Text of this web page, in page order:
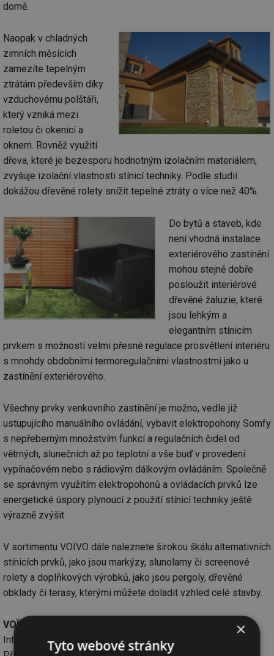
domě.
Naopak v chladných
zimních měsících
zamezíte tepelným
ztrátám především díky
vzduchovému polštáři,
který vzniká mezi
roletou či okenicí a
oknem. Rovněž využití
dřeva, které je bezesporu hodnotným izolačním materiálem,
zvyšuje izolační vlastnosti stínicí techniky. Podle studií
dokážou dřevěné rolety snížit tepelné ztráty o více než 40%.
Do bytů a staveb, kde
není vhodná instalace
exteriérového zastínění
mohou stejně dobře
posloužit interiérové
dřevěné žaluzie, které
jsou lehkým a
elegantním stínicím
prvkem s možností velmi přesné regulace prosvětlení interiéru
s mnohdy obdobními termoregulačními vlastnostmi jako u
zastínění exteriérového.
Všechny prvky venkovního zastínění je možno, vedle již
ustupujícího manuálního ovládání, vybavit elektropohony Somfy
s nepřeberným množstvím funkcí a regulačních čidel od
větrných, slunečních až po teplotní a vše buď v provedení
vypínačovém nebo s rádiovým dálkovým ovládáním. Společně
se správným využitím elektropohonů a ovládacích prvků lze
energetické úspory plynoucí z použití stínicí techniky ještě
výrazně zvýšit.
V sortimentu VOЇVO dále naleznete širokou škálu alternativních
stínicích prvků, jako jsou markýzy, slunolamy či screenové
rolety a doplňkových výrobků, jako jsou pergoly, dřevěné
obklady či terasy, kterými můžete doladit vzhled celé stavby.
VOЇVO
Interaccess, s.r.o.
×
Tyto webové stránky